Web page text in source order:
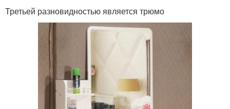
Третьей разновидностью является трюмо